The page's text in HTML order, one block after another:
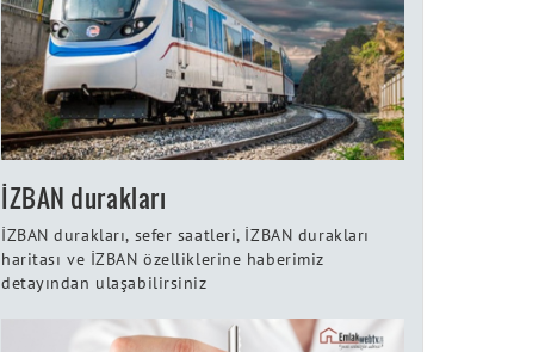
İZBAN durakları
İZBAN durakları, sefer saatleri, İZBAN durakları
haritası ve İZBAN özelliklerine haberimiz
detayından ulaşabilirsiniz